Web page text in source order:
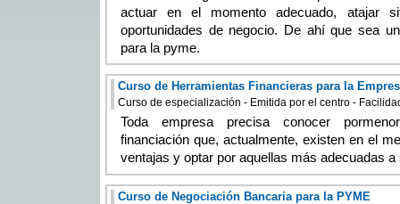
actuar en el momento adecuado, atajar
oportunidades de negocio. De ahí que sea
para la pyme.
Curso de Herramientas Financieras para la
Curso de especialización - Emitida por el centro -
Toda empresa precisa conocer
financiación que, actualmente, existen en el
ventajas y optar por aquellas más adecuadas
Curso de Negociación Bancaria para la PYME